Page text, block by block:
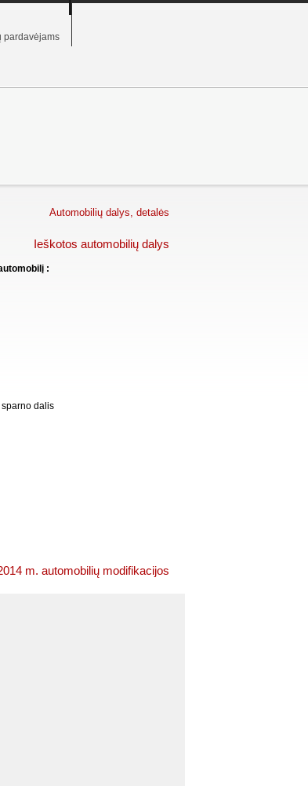
pardavėjams
Automobilių dalys, detalės
Ieškotos automobilių dalys
:
sparno dalis
m. automobilių modifikacijos